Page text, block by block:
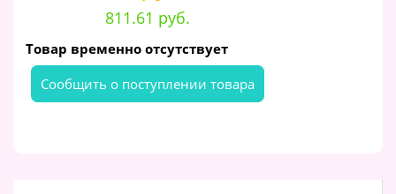
811.61 руб.
Товар временно отсутствует
Cообщить о поступлении товара